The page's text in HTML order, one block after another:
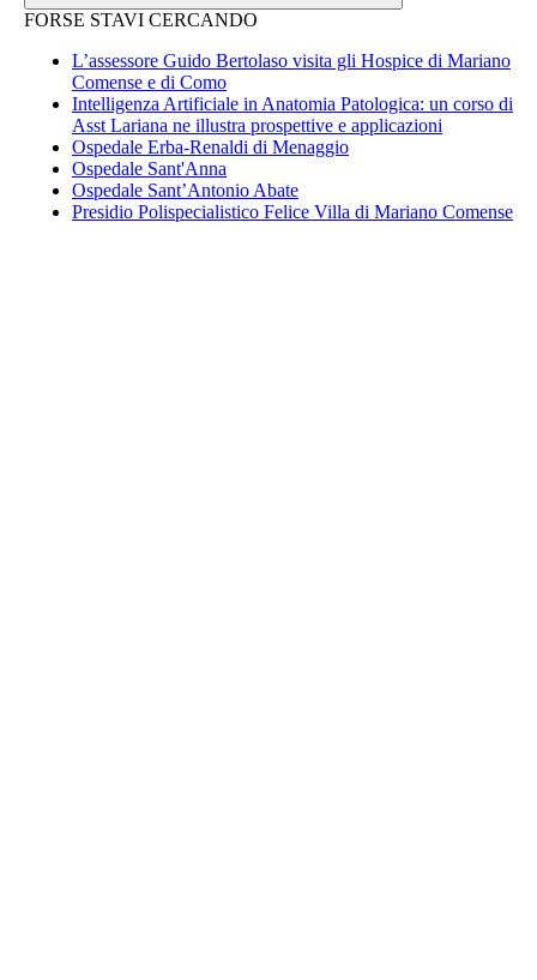
FORSE STAVI CERCANDO
L’assessore Guido Bertolaso visita gli Hospice di Mariano
Comense e di Como
Intelligenza Artificiale in Anatomia Patologica: un corso di
Asst Lariana ne illustra prospettive e applicazioni
Ospedale Erba-Renaldi di Menaggio
Ospedale Sant'Anna
Ospedale Sant’Antonio Abate
Presidio Polispecialistico Felice Villa di Mariano Comense